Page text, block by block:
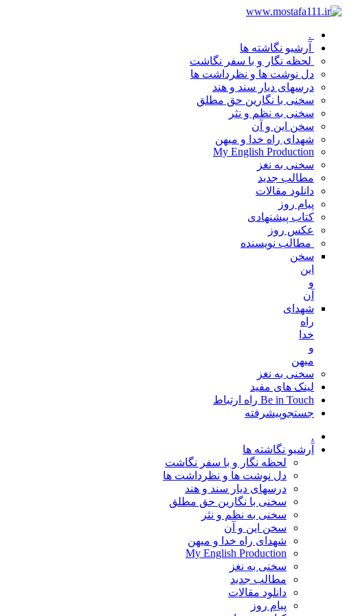
.
آرشیو نگاشته ها
لحظه نگار و با سفر نگاشت
دل نوشت ها و نظرداشت ها
درسهای دیار سند و هند
سخنی با نگارین حق مطلق
سخنی به نظم و نثر
سخن این و آن
شهدای راه خدا و میهن
My English Production
سخنی به نغز
مطالب جدید
دانلود مقالات
پیام روز
کتاب پیشنهادی
عکس روز
مطالب نویسنده
سخن
این
و
آن
شهدای
راه
خدا
و
میهن
سخنی به نغز
لینک های مفید
Be in Touch راه ارتباط
جستجوپیشرفته
.
آرشیو نگاشته ها
لحظه نگار و با سفر نگاشت
دل نوشت ها و نظرداشت ها
درسهای دیار سند و هند
سخنی با نگارین حق مطلق
سخنی به نظم و نثر
سخن این و آن
شهدای راه خدا و میهن
My English Production
سخنی به نغز
مطالب جدید
دانلود مقالات
پیام روز